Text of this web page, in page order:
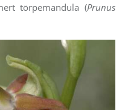
törpemandula (Prunus